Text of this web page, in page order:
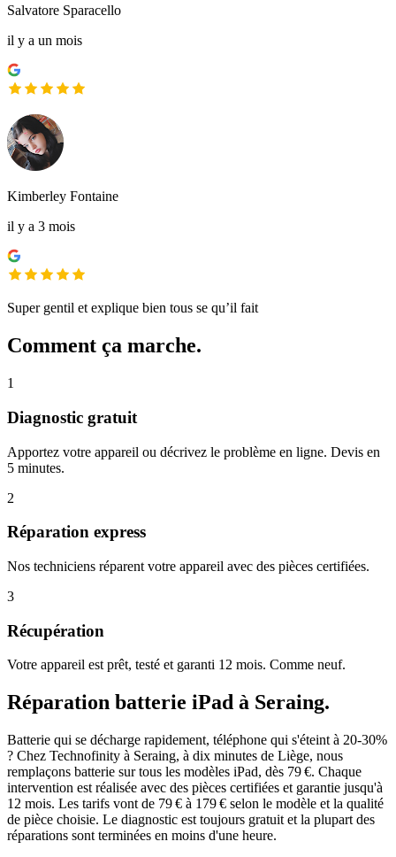
Salvatore Sparacello
il y a un mois
Kimberley Fontaine
il y a 3 mois
Super gentil et explique bien tous se qu’il fait
Comment ça marche.
1
Diagnostic gratuit
Apportez votre appareil ou décrivez le problème en ligne. Devis en
5 minutes.
2
Réparation express
Nos techniciens réparent votre appareil avec des pièces certifiées.
3
Récupération
Votre appareil est prêt, testé et garanti 12 mois. Comme neuf.
Réparation batterie iPad à Seraing.
Batterie qui se décharge rapidement, téléphone qui s'éteint à 20-30%
? Chez Technofinity à Seraing, à dix minutes de Liège, nous
remplaçons batterie sur tous les modèles iPad, dès 79 €. Chaque
intervention est réalisée avec des pièces certifiées et garantie jusqu'à
12 mois. Les tarifs vont de 79 € à 179 € selon le modèle et la qualité
de pièce choisie. Le diagnostic est toujours gratuit et la plupart des
réparations sont terminées en moins d'une heure.